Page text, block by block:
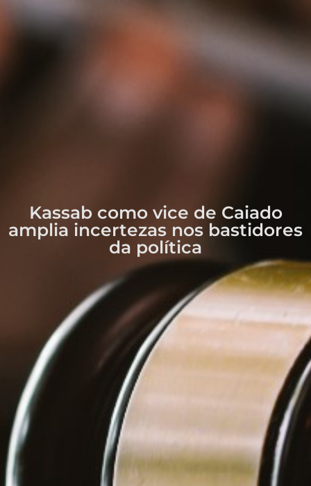
Kassab como vice de Caiado
amplia incertezas nos bastidores
da política